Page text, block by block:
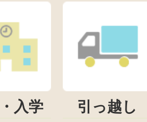
入学 引っ越し